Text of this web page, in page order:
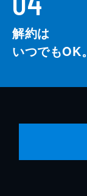
解約は
いつでもOK。